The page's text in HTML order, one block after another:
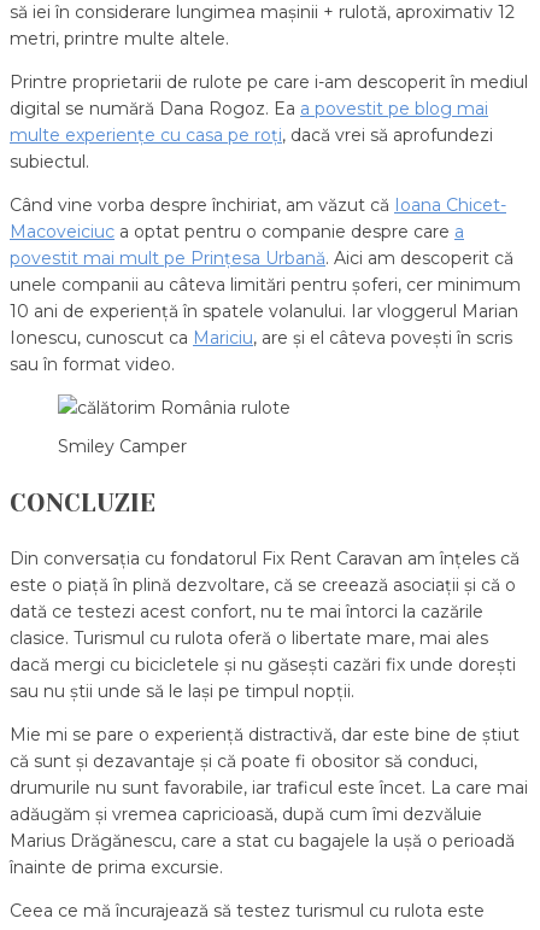
să iei în considerare lungimea mașinii + rulotă, aproximativ 12
metri, printre multe altele.
Printre proprietarii de rulote pe care i-am descoperit în mediul
digital se numără Dana Rogoz. Ea a povestit pe blog mai
multe experiențe cu casa pe roți, dacă vrei să aprofundezi
subiectul.
Când vine vorba despre închiriat, am văzut că
Ioana Chicet-
Macoveiciuc a optat pentru o companie despre care a
povestit mai mult pe Prințesa Urbană. Aici am descoperit că
unele companii au câteva limitări pentru șoferi, cer minimum
10 ani de experiență în spatele volanului. Iar vloggerul Marian
Ionescu, cunoscut ca Mariciu, are și el câteva povești în scris
sau în format video.
Smiley Camper
CONCLUZIE
Din conversația cu fondatorul Fix Rent Caravan am înțeles că
este o piață în plină dezvoltare, că se creează asociații și că o
dată ce testezi acest confort, nu te mai întorci la cazările
clasice. Turismul cu rulota oferă o libertate mare, mai ales
dacă mergi cu bicicletele și nu găsești cazări fix unde dorești
sau nu știi unde să le lași pe timpul nopții.
Mie mi se pare o experiență distractivă, dar este bine de știut
că sunt și dezavantaje și că poate fi obositor să conduci,
drumurile nu sunt favorabile, iar traficul este încet. La care mai
adăugăm și vremea capricioasă, după cum îmi dezvăluie
Marius Drăgănescu, care a stat cu bagajele la ușă o perioadă
înainte de prima excursie.
Ceea ce mă încurajează să testez turismul cu rulota este